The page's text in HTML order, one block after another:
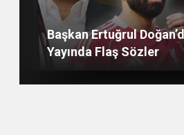
Mohamed Salah’ın Trabzon’da
İlk Sözleri!
Başkan Ertuğrul
Yayında Flaş Sözler
MANİFEST’İN İLK OTEL
7 AĞUSTOS’TA